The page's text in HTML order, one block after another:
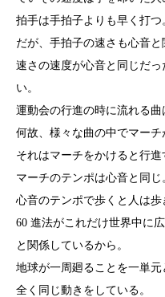
拍手は手拍子よりも早く打つ
だが、手拍子の速さも心音と
速さの速度が心音と同じだ
い。
運動会の行進の時に流れる曲
何故、様々な曲の中でマーチ
それはマーチをかけると行進
マーチのテンポは心音と同じ
心音のテンポで歩くと人は歩
60 進法がこれだけ世界中に
と関係しているから。
地球が一周廻ることを一単
全く同じ動きをしている。